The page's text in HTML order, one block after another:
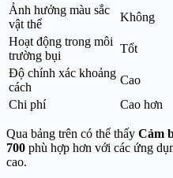
Ảnh hưởng màu sắc
vật thể
Không
Hoạt động trong môi
trường bụi
Tốt
Độ chính xác khoảng
cách
Cao
Chi phí
Cao hơn
Qua bảng trên có thể thấy Cảm
700 phù hợp hơn với các ứng
cao.